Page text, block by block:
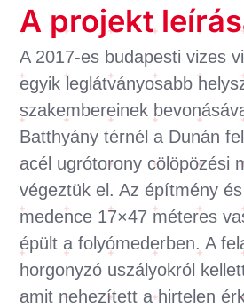
A projekt
A 2017-es budapesti vizes
egyik leglátványosabb
szakembereinek
Batthyány térnél a Dunán
acél ugrótorony cölöpözési
végeztük el. Az építmény
medence 17×47 méteres
épült a folyómederben. A
horgonyzó uszályokról
amit nehezített a hirtelen